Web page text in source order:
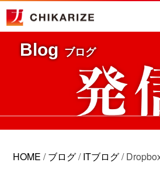
Blog ブログ
HOME /ブログ/ITブログ/